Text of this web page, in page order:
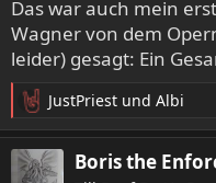
Das war auch mein
Wagner von dem
leider) gesagt: Ein
R
e
a
k
JustPriest und Albi
Boris the